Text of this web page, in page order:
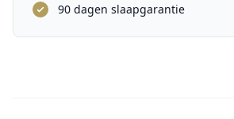
90 dagen slaapgarantie